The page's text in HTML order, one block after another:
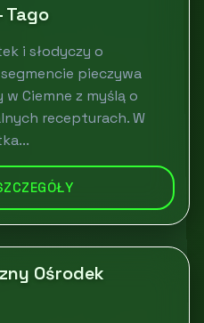
Tago
i słodyczy o
pieczywa
Ciemne z myślą o
recepturach. W
Ośrodek